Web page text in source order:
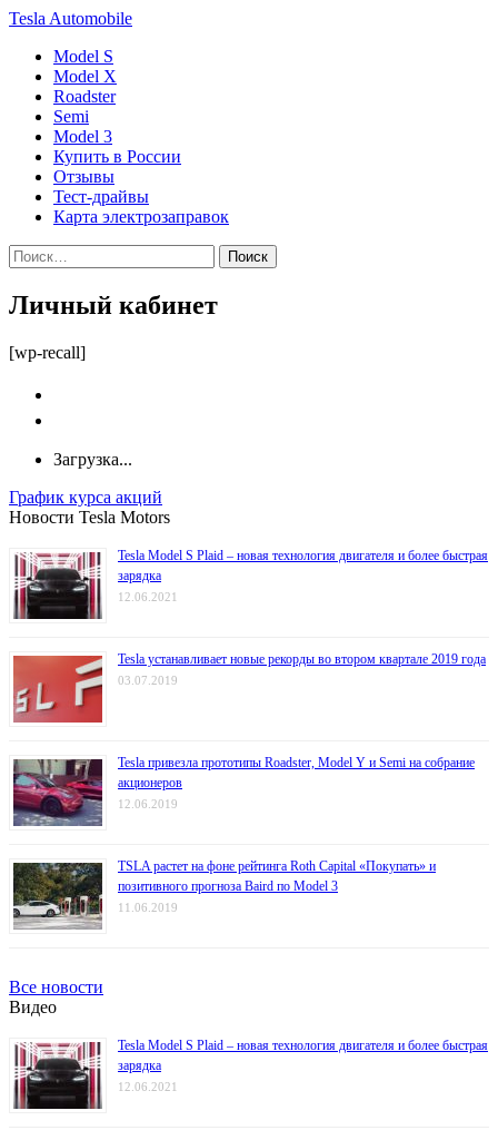
Tesla Automobile
Model S
Model X
Roadster
Semi
Model 3
Купить в России
Отзывы
Тест-драйвы
Карта электрозаправок
Личный кабинет
[wp-recall]
Загрузка...
График курса акций
Новости Tesla Motors
Tesla Model S Plaid – новая технология двигателя и более быстрая
зарядка
12.06.2021
Tesla устанавливает новые рекорды во втором квартале 2019 года
03.07.2019
Tesla привезла прототипы Roadster, Model Y и Semi на собрание
акционеров
12.06.2019
TSLA растет на фоне рейтинга Roth Capital «Покупать» и
позитивного прогноза Baird по Model 3
11.06.2019
Все новости
Видео
Tesla Model S Plaid – новая технология двигателя и более быстрая
зарядка
12.06.2021